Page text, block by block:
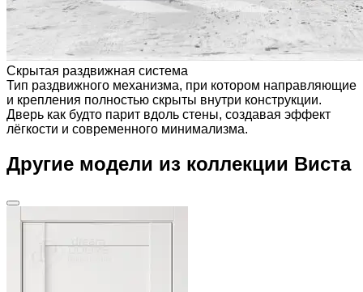
Скрытая раздвижная система
Тип раздвижного механизма, при котором направляющие
и крепления полностью скрыты внутри конструкции.
Дверь как будто парит вдоль стены, создавая эффект
лёгкости и современного минимализма.
Другие модели из коллекции Виста